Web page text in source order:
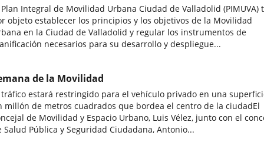
Plan Integral de Movilidad Urbana Ciudad de Valladolid (PIMUVA)
objeto establecer los principios y los objetivos de la Movilidad
en la Ciudad de Valladolid y regular los instrumentos de
necesarios para su desarrollo y despliegue...
de la Movilidad
tráfico estará restringido para el vehículo privado en una
millón de metros cuadrados que bordea el centro de la ciudadEl
de Movilidad y Espacio Urbano, Luis Vélez, junto con el
Salud Pública y Seguridad Ciudadana, Antonio...